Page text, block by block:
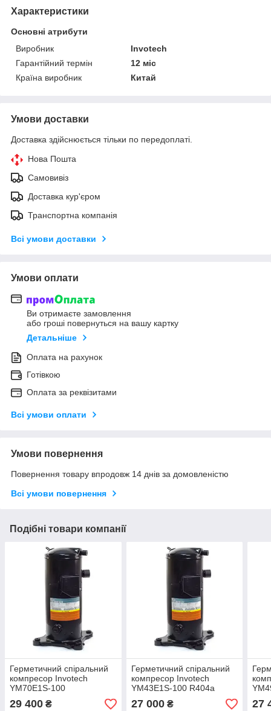
Характеристики
Основні атрибути
Виробник
Invotech
Гарантійний термін
12 міс
Країна виробник
Китай
Умови доставки
Доставка здійснюється тільки по передоплаті.
Нова Пошта
Самовивіз
Доставка кур'єром
Транспортна компанія
Всі умови доставки
Умови оплати
Ви отримаєте замовлення
або гроші повернуться на вашу картку
Детальніше
Оплата на рахунок
Готівкою
Оплата за реквізитами
Всі умови оплати
Умови повернення
Повернення товару впродовж 14 днів за домовленістю
Всі умови повернення
Подібні товари компанії
Герметичний спіральний
компресор Invotech
YM70E1S-100
29 400 ₴
Герметичний спіральний
компресор Invotech
YM43E1S-100 R404a
27 000₴ 27